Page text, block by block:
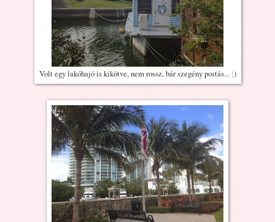
Volt egy lakóhajó is kikötve, nem rossz, bár szegény postás... :)